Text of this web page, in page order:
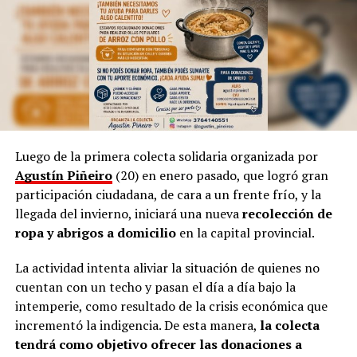
Sin embargo, aclara que, a pesar de la tecnología
dominante, incluso en la cultura, siempre “habrá una
necesidad de volver a simple”.
Por otra parte, Marinoni admite que el arte suele ser
provocador, así como las manifestaciones populares de
las niñas representando a lasVírgenes, como también
los tamborileros afroamericanos que se mezclan con las
costumbres tradicionales correntinas durante enero. “A
veces no entendemos la cultura del Litoral”, define.
En esa línea, en 2014, Marinoni incluyó al
Curupí , el
personaje de la mitología guaraní que tiene un pene
largo y envuelto en su cuerpo, un hecho que significó
una gran polémica en el anfiteatro Mario del Tránsito
Cocomarola, de Corrientes, donde se hacía e festival
chamamecero.
Luego de la primera colecta solidaria organizada por
Agustín Piñeiro(20) en enero pasado, que logró gran
participación ciudadana, de cara a un frente frío, y la
llegada del invierno, iniciará una nuevarecolección de
ropa y abrigos a domicilioen la capital provincial.
La actividad intenta aliviar la situación de quienes no
cuentan con un techo y pasan el día a día bajo la
intemperie, como resultado de la crisis económica que
incrementó la indigencia. De esta manera, la colecta
tendrá como objetivo ofrecer las donaciones a